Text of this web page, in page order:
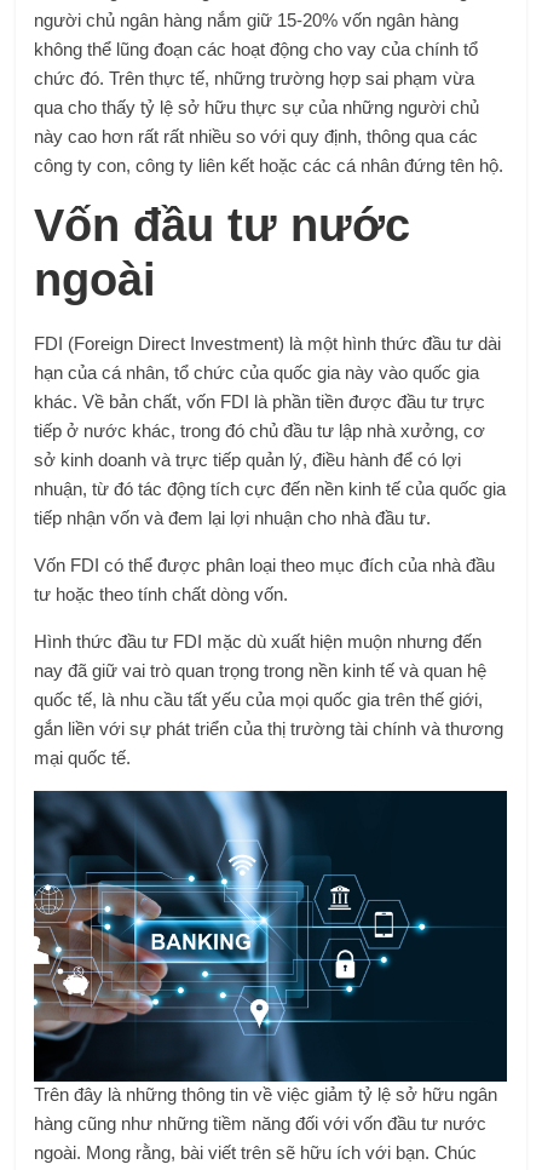
người chủ ngân hàng nắm giữ 15-20% vốn ngân hàng
không thể lũng đoạn các hoạt động cho vay của chính tổ
chức đó. Trên thực tế, những trường hợp sai phạm vừa
qua cho thấy tỷ lệ sở hữu thực sự của những người chủ
này cao hơn rất rất nhiều so với quy định, thông qua các
công ty con, công ty liên kết hoặc các cá nhân đứng tên hộ.
Vốn đầu tư nước
ngoài
FDI (Foreign Direct Investment) là một hình thức đầu tư dài
hạn của cá nhân, tổ chức của quốc gia này vào quốc gia
khác. Về bản chất, vốn FDI là phần tiền được đầu tư trực
tiếp ở nước khác, trong đó chủ đầu tư lập nhà xưởng, cơ
sở kinh doanh và trực tiếp quản lý, điều hành để có lợi
nhuận, từ đó tác động tích cực đến nền kinh tế của quốc gia
tiếp nhận vốn và đem lại lợi nhuận cho nhà đầu tư.
Vốn FDI có thể được phân loại theo mục đích của nhà đầu
tư hoặc theo tính chất dòng vốn.
Hình thức đầu tư FDI mặc dù xuất hiện muộn nhưng đến
nay đã giữ vai trò quan trọng trong nền kinh tế và quan hệ
quốc tế, là nhu cầu tất yếu của mọi quốc gia trên thế giới,
gắn liền với sự phát triển của thị trường tài chính và thương
mại quốc tế.
Trên đây là những thông tin về việc giảm tỷ lệ sở hữu ngân
hàng cũng như những tiềm năng đối với vốn đầu tư nước
ngoài. Mong rằng, bài viết trên sẽ hữu ích với bạn. Chúc